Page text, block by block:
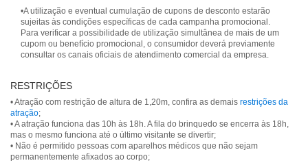
•A utilização e eventual cumulação de cupons de desconto estarão
sujeitas às condições específicas de cada campanha promocional.
Para verificar a possibilidade de utilização simultânea de mais de um
cupom ou benefício promocional, o consumidor deverá previamente
consultar os canais oficiais de atendimento comercial da empresa.
RESTRIÇÕES
• Atração com restrição de altura de 1,20m, confira as demais restrições da
atração;
• A atração funciona das 10h às 18h. A fila do brinquedo se encerra às 18h,
mas o mesmo funciona até o último visitante se divertir;
• Não é permitido pessoas com aparelhos médicos que não sejam
permanentemente afixados ao corpo;